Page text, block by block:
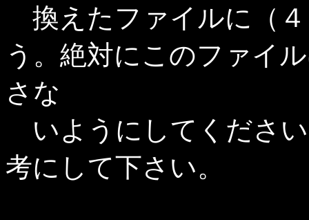
換えたファイルに（
う。絶対にこのファイ
さな
いようにしてくださ
考にして下さい。